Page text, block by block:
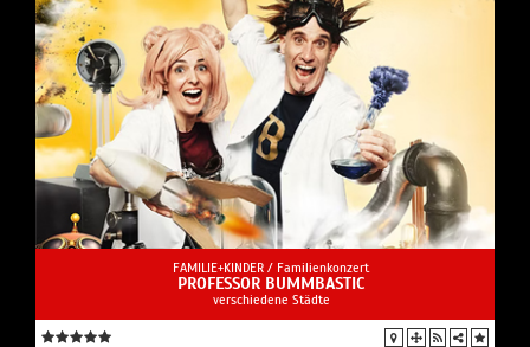
FAMILIE+KINDER / Familienkonzert
PROFESSOR BUMMBASTIC
verschiedene Städte